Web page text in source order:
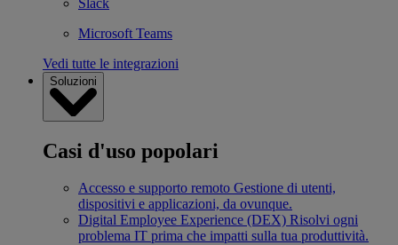
Microsoft Teams
Vedi tutte le integrazioni
Soluzioni
Casi d'uso popolari
Accesso e supporto remoto Gestione di utenti,
dispositivi e applicazioni, da ovunque.
Digital Employee Experience (DEX) Risolvi ogni
problema IT prima che impatti sulla tua produttività.